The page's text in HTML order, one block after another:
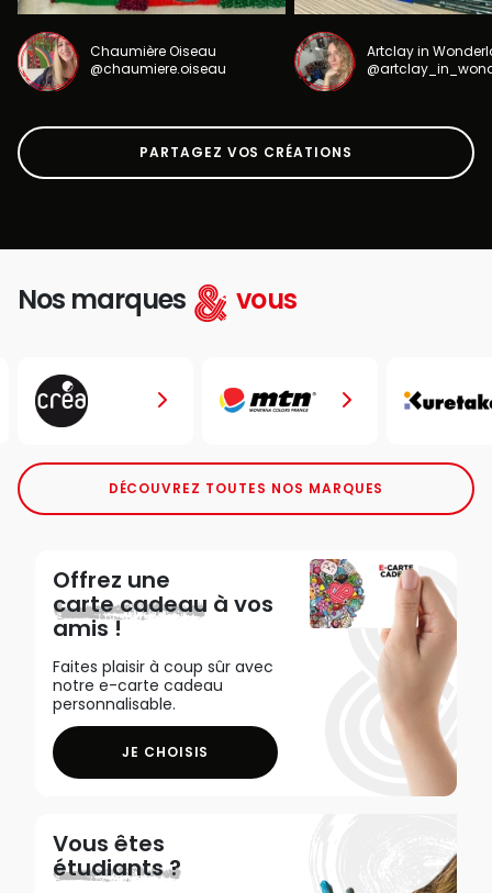
Chaumière Oiseau
@chaumiere.oiseau
Artclay in
PARTAGEZ VOS CRÉATIONS
Nos marques vous
DÉCOUVREZ TOUTES NOS MARQUES
Offrez une
carte cadeau à vos
amis !
Faites plaisir à coup sûr avec
notre e-carte cadeau
personnalisable.
JE CHOISIS
Vous êtes
étudiants ?